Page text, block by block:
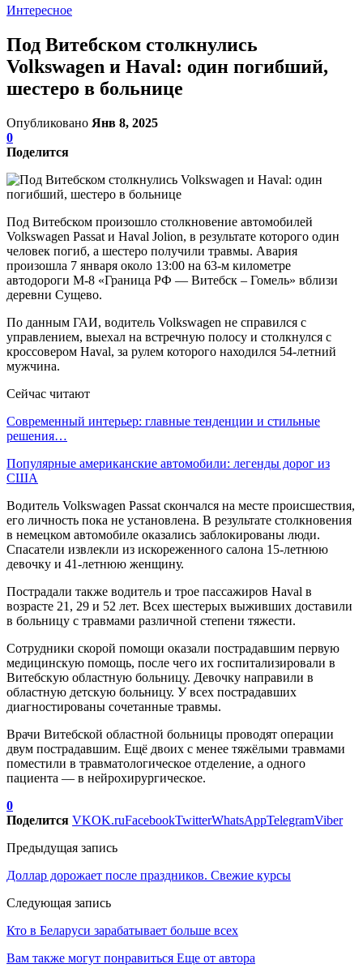
Интересное
Под Витебском столкнулись
Volkswagen и Haval: один погибший,
шестеро в больнице
Опубликовано Янв 8, 2025
0
Поделится
Под Витебском произошло столкновение автомобилей
Volkswagen Passat и Haval Jolion, в результате которого один
человек погиб, а шестеро получили травмы. Авария
произошла 7 января около 13:00 на 63-м километре
автодороги М-8 «Граница РФ — Витебск – Гомель» вблизи
деревни Сущево.
По данным ГАИ, водитель Volkswagen не справился с
управлением, выехал на встречную полосу и столкнулся с
кроссовером Haval, за рулем которого находился 54-летний
мужчина.
Сейчас читают
Современный интерьер: главные тенденции и стильные
решения…
Популярные американские автомобили: легенды дорог из
США
Водитель Volkswagen Passat скончался на месте происшествия,
его личность пока не установлена. В результате столкновения
в немецком автомобиле оказались заблокированы люди.
Спасатели извлекли из искореженного салона 15-летнюю
девочку и 41-летнюю женщину.
Пострадали также водитель и трое пассажиров Haval в
возрасте 21, 29 и 52 лет. Всех шестерых выживших доставили
в больницу с травмами различной степени тяжести.
Сотрудники скорой помощи оказали пострадавшим первую
медицинскую помощь, после чего их госпитализировали в
Витебскую областную больницу. Девочку направили в
областную детскую больницу. У всех пострадавших
диагностированы сочетанные травмы.
Врачи Витебской областной больницы проводят операции
двум пострадавшим. Ещё двоих с менее тяжёлыми травмами
поместили в травматологическое отделение, а одного
пациента — в нейрохирургическое.
0
Поделится VKOK.ruFacebookTwitterWhatsAppTelegramViber
Предыдущая запись
Доллар дорожает после праздников. Свежие курсы
Следующая запись
Кто в Беларуси зарабатывает больше всех
Вам также могут понравиться Еще от автора